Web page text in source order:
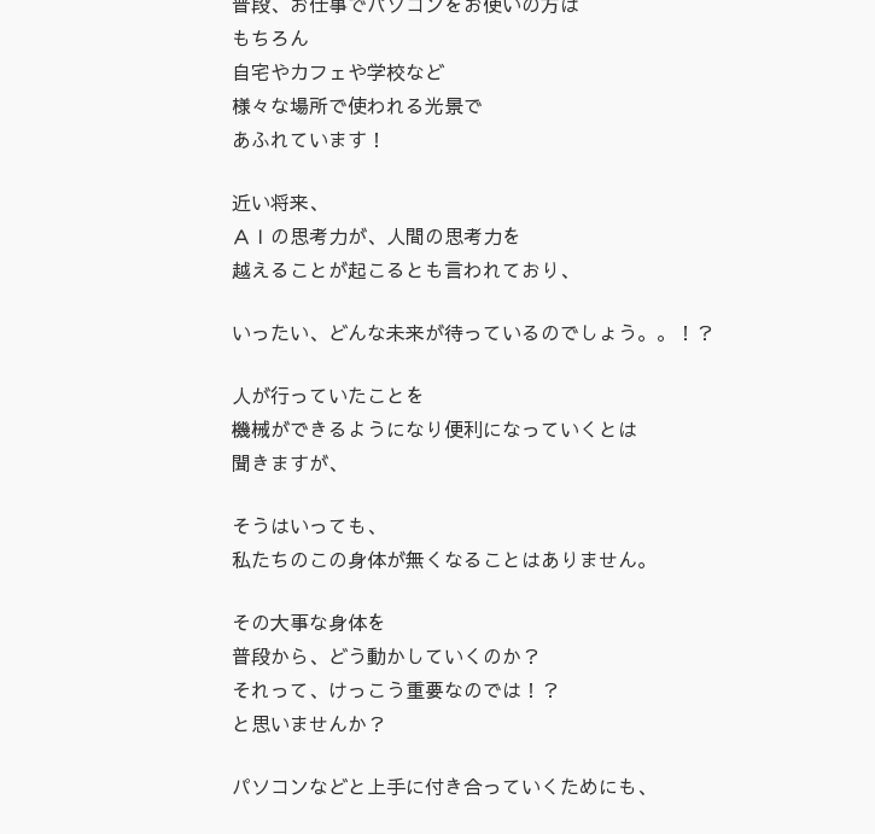
もちろん
自宅やカフェや学校など
様々な場所で使われる光景で
あふれています！
近い将来、
ＡＩの思考力が、人間の思考力を
越えることが起こるとも言われており、
いったい、どんな未来が待っているのでしょう。。！？
人が行っていたことを
機械ができるようになり便利になっていくとは
聞きますが、
そうはいっても、
私たちのこの身体が無くなることはありません。
その大事な身体を
普段から、どう動かしていくのか？
それって、けっこう重要なのでは！？
と思いませんか？
パソコンなどと上手に付き合っていくためにも、